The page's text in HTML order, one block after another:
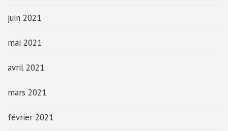
juin 2021
mai 2021
avril 2021
mars 2021
février 2021